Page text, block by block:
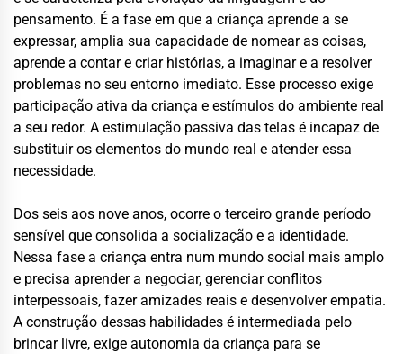
pensamento. É a fase em que a criança aprende a se
expressar, amplia sua capacidade de nomear as coisas,
aprende a contar e criar histórias, a imaginar e a resolver
problemas no seu entorno imediato. Esse processo exige
participação ativa da criança e estímulos do ambiente real
a seu redor. A estimulação passiva das telas é incapaz de
substituir os elementos do mundo real e atender essa
necessidade.
Dos seis aos nove anos, ocorre o terceiro grande período
sensível que consolida a socialização e a identidade.
Nessa fase a criança entra num mundo social mais amplo
e precisa aprender a negociar, gerenciar conflitos
interpessoais, fazer amizades reais e desenvolver empatia.
A construção dessas habilidades é intermediada pelo
brincar livre, exige autonomia da criança para se